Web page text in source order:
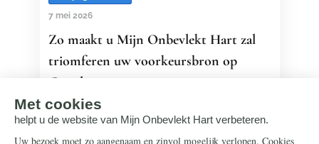
7 mei 2026
Zo maakt u Mijn Onbevlekt Hart zal
triomferen uw voorkeursbron op
Google
Stelt u de heiligenartikelen van Mijn
Onbevlekt Hart zal triomferen op prijs?